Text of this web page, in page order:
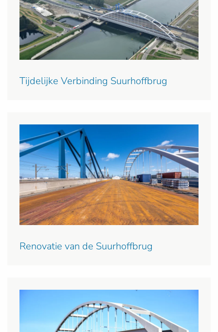
Tijdelijke Verbinding Suurhoffbrug
Renovatie van de Suurhoffbrug